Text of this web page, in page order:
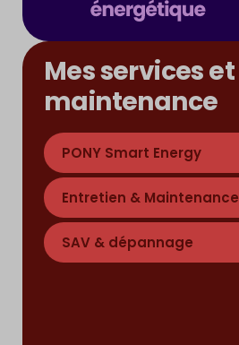
Mes services et
maintenance
PONY Smart Energy
Entretien & Maintenance
SAV & dépannage